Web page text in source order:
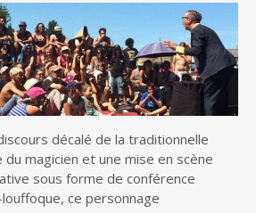
décalé de la traditionnelle
magicien et une mise en scène
sous forme de conférence
ce personnage